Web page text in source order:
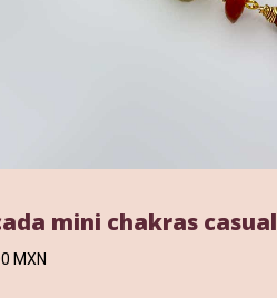
mini chakras casual
MXN